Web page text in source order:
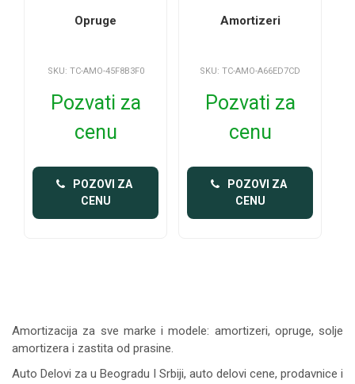
Opruge
SKU: TC-AMO-45F8B3F0
Pozvati za
cenu
POZOVI ZA
CENU
Amortizeri
SKU: TC-AMO-A66ED7CD
Pozvati za
cenu
POZOVI ZA
CENU
Amortizacija za sve marke i modele: amortizeri, opruge, solje
amortizera i zastita od prasine.
Auto Delovi za u Beogradu I Srbiji, auto delovi cene, prodavnice i